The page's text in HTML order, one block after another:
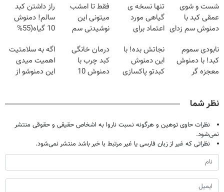
شست و شوی
عمقی کبد با
دمنوش سم زدای
تنها نسخه ی
گیاهی مورد
اعتماد برای
سیب سلامت)
فقط تا امشب
میتونی این
نوشیدنی سم
55% تخفیف
بخری
راز داشتن کبد
سالم! دمنوش
10 گیاه(55%
نابودی سموم
کبد! با دمنوش
معجزه گر
نجاتش بده! با
این دمنوش
کبدتو پاکسازی
درمان خانگی
کبد چرب با
دمنوش 10
اگه به سلامتیت
اهمیت میدی
این دمنوشو از
نظر شما
نظرات حاوی توهین و هرگونه نسبت ناروا به اشخاص حقیقی و حقوقی منتشر
نمی‌شود.
نظراتی که غیر از زبان فارسی یا غیر مرتبط با خبر باشد منتشر نمی‌شود.